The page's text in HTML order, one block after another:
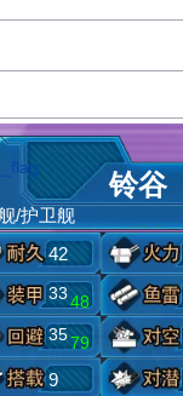
铃谷
/护卫舰
42
3348
3579
9